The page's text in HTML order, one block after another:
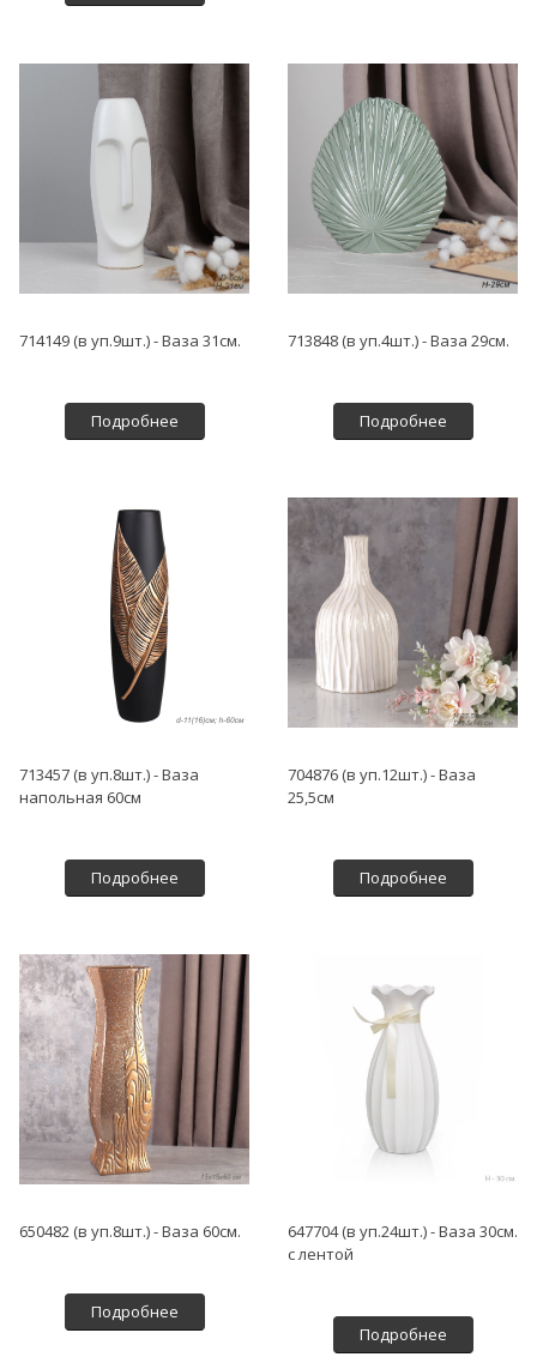
714149 (в уп.9шт.) - Ваза 31см.
Подробнее
713848 (в уп.4шт.) - Ваза 29см.
Подробнее
713457 (в уп.8шт.) - Ваза
напольная 60см
Подробнее
704876 (в уп.12шт.) - Ваза
25,5см
Подробнее
650482 (в уп.8шт.) - Ваза 60см.
Подробнее
647704 (в уп.24шт.) - Ваза 30см.
с лентой
Подробнее